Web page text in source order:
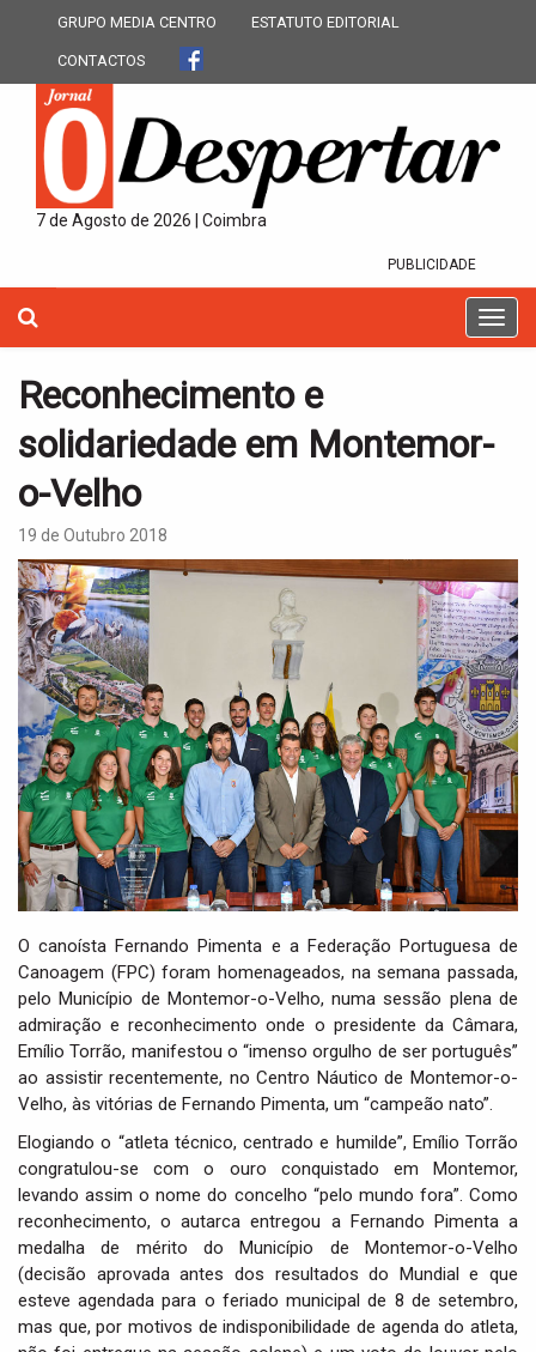
GRUPO MEDIA CENTRO ESTATUTO EDITORIAL
CONTACTOS
7 de Agosto de 2026 | Coimbra
PUBLICIDADE
T
o
e
a
t
i
o
n
Reconhecimento e
solidariedade em Montemor-
o-Velho
19 de Outubro 2018
O canoísta Fernando Pimenta e a Federação Portuguesa de
Canoagem (FPC) foram homenageados, na semana passada,
pelo Município de Montemor-o-Velho, numa sessão plena de
admiração e reconhecimento onde o presidente da Câmara,
Emílio Torrão, manifestou o “imenso orgulho de ser português”
ao assistir recentemente, no Centro Náutico de Montemor-o-
Velho, às vitórias de Fernando Pimenta, um “campeão nato”.
Elogiando o “atleta técnico, centrado e humilde”, Emílio Torrão
congratulou-se com o ouro conquistado em Montemor,
levando assim o nome do concelho “pelo mundo fora”. Como
reconhecimento, o autarca entregou a Fernando Pimenta a
medalha de mérito do Município de Montemor-o-Velho
(decisão aprovada antes dos resultados do Mundial e que
esteve agendada para o feriado municipal de 8 de setembro,
mas que, por motivos de indisponibilidade de agenda do atleta,